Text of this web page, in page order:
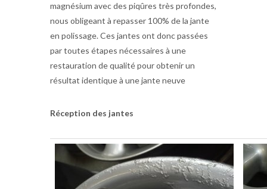
magnésium avec des piqûres très profondes,
nous obligeant à repasser 100% de la jante
en polissage. Ces jantes ont donc passées
par toutes étapes nécessaires à une
restauration de qualité pour obtenir un
résultat identique à une jante neuve
Réception des jantes